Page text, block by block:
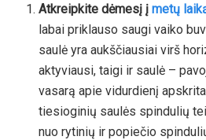
Atkreipkite dėmesį įmetų
labai priklauso saugi vaiko
saulė yra aukščiausiai virš
aktyviausi, taigi ir saulė –
vasarą apie vidurdienį
tiesioginių saulės spindulių
nuo rytinių ir popiečio